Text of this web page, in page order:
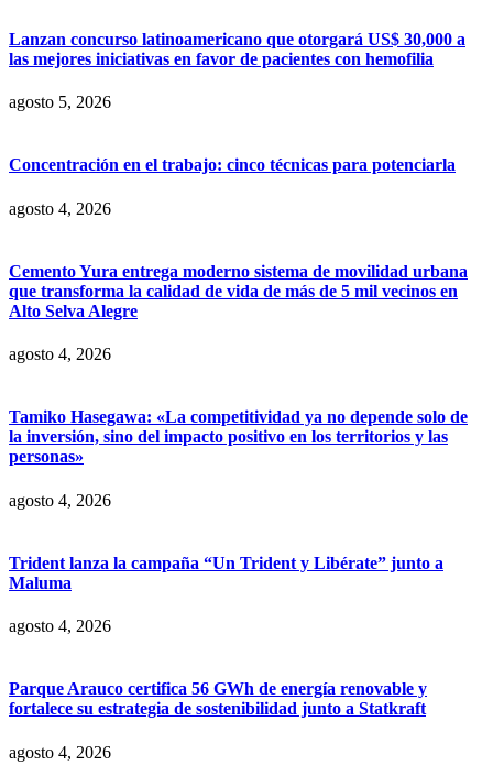
Lanzan concurso latinoamericano que otorgará US$ 30,000 a
las mejores iniciativas en favor de pacientes con hemofilia
agosto 5, 2026
Concentración en el trabajo: cinco técnicas para potenciarla
agosto 4, 2026
Cemento Yura entrega moderno sistema de movilidad urbana
que transforma la calidad de vida de más de 5 mil vecinos en
Alto Selva Alegre
agosto 4, 2026
Tamiko Hasegawa: «La competitividad ya no depende solo de
la inversión, sino del impacto positivo en los territorios y las
personas»
agosto 4, 2026
Trident lanza la campaña “Un Trident y Libérate” junto a
Maluma
agosto 4, 2026
Parque Arauco certifica 56 GWh de energía renovable y
fortalece su estrategia de sostenibilidad junto a Statkraft
agosto 4, 2026